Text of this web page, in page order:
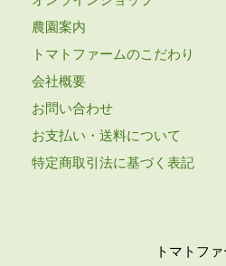
農園案内
トマトファームのこだわり
会社概要
お問い合わせ
お支払い・送料について
特定商取引法に基づく表記
トマトフ